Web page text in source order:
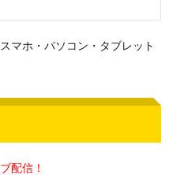
マホ・パソコン・タブレット
配信！